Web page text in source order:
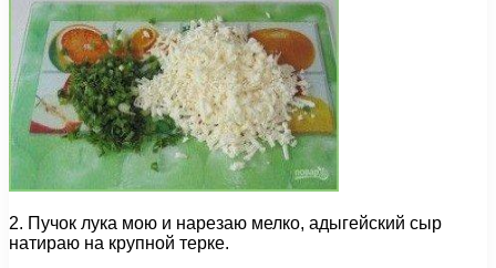
2. Пучок лука мою и нарезаю мелко, адыгейский сыр
натираю на крупной терке.